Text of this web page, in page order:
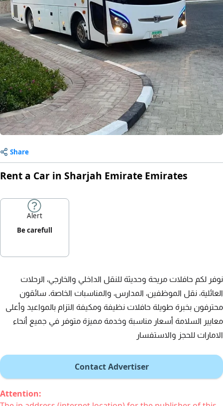
Share
Rent a Car in Sharjah Emirate Emirates
Alert
Be carefull
نوفر لكم حافلات مريحة وحديثة للنقل الداخلي والخارجي، الرحلات
العائلية، نقل الموظفين، المدارس، والمناسبات الخاصة. سائقون
محترفون بخبرة طويلة حافلات نظيفة ومكيفة التزام بالمواعيد وأعلى
معايير السلامة أسعار مناسبة وخدمة مميزة متوفر في جميع أنحاء
الامارات للحجز والاستفسار
Contact Advertiser
Attention: